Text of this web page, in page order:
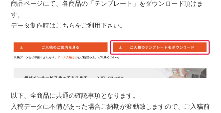
商品ページにて、各商品の「テンプレート」をダウンロード頂けま
す。
データ制作時はこちらをご利用下さい。
以下、全商品に共通の確認事項となります。
入稿データに不備があった場合ご納期が変動致しますので、ご入稿前